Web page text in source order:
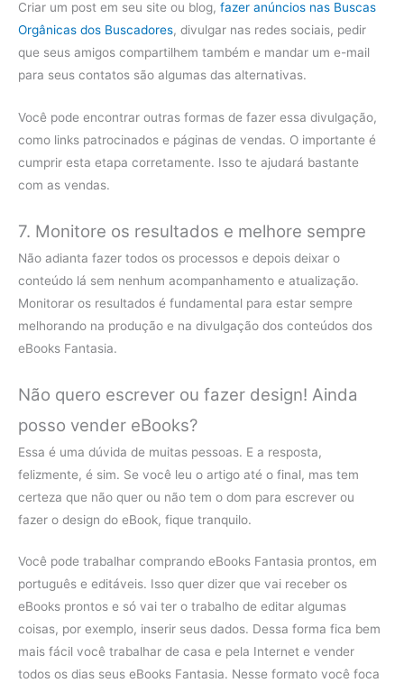
Criar um post em seu site ou blog, fazer anúncios nas Buscas
Orgânicas dos Buscadores, divulgar nas redes sociais, pedir
que seus amigos compartilhem também e mandar um e-mail
para seus contatos são algumas das alternativas.
Você pode encontrar outras formas de fazer essa divulgação,
como links patrocinados e páginas de vendas. O importante é
cumprir esta etapa corretamente. Isso te ajudará bastante
com as vendas.
7. Monitore os resultados e melhore sempre
Não adianta fazer todos os processos e depois deixar o
conteúdo lá sem nenhum acompanhamento e atualização.
Monitorar os resultados é fundamental para estar sempre
melhorando na produção e na divulgação dos conteúdos dos
eBooks Fantasia.
Não quero escrever ou fazer design! Ainda
posso vender eBooks?
Essa é uma dúvida de muitas pessoas. E a resposta,
felizmente, é sim. Se você leu o artigo até o final, mas tem
certeza que não quer ou não tem o dom para escrever ou
fazer o design do eBook, fique tranquilo.
Você pode trabalhar comprando eBooks Fantasia prontos, em
português e editáveis. Isso quer dizer que vai receber os
eBooks prontos e só vai ter o trabalho de editar algumas
coisas, por exemplo, inserir seus dados. Dessa forma fica bem
mais fácil você trabalhar de casa e pela Internet e vender
todos os dias seus eBooks Fantasia. Nesse formato você foca